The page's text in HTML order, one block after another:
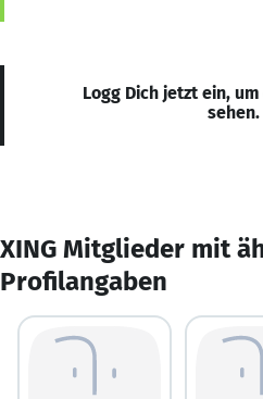
Logg Dich jetzt ein,
sehen.
XING Mitglieder mit
Profilangaben